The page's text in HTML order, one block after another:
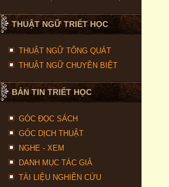
THUẬT NGỮ TRIẾT HỌC
THUẬT NGỮ TỔNG QUÁT
THUẬT NGỮ CHUYÊN BIỆT
BẢN TIN TRIẾT HỌC
GÓC ĐỌC SÁCH
GÓC DỊCH THUẬT
NGHE - XEM
DANH MỤC TÁC GIẢ
TÀI LIỆU NGHIÊN CỨU